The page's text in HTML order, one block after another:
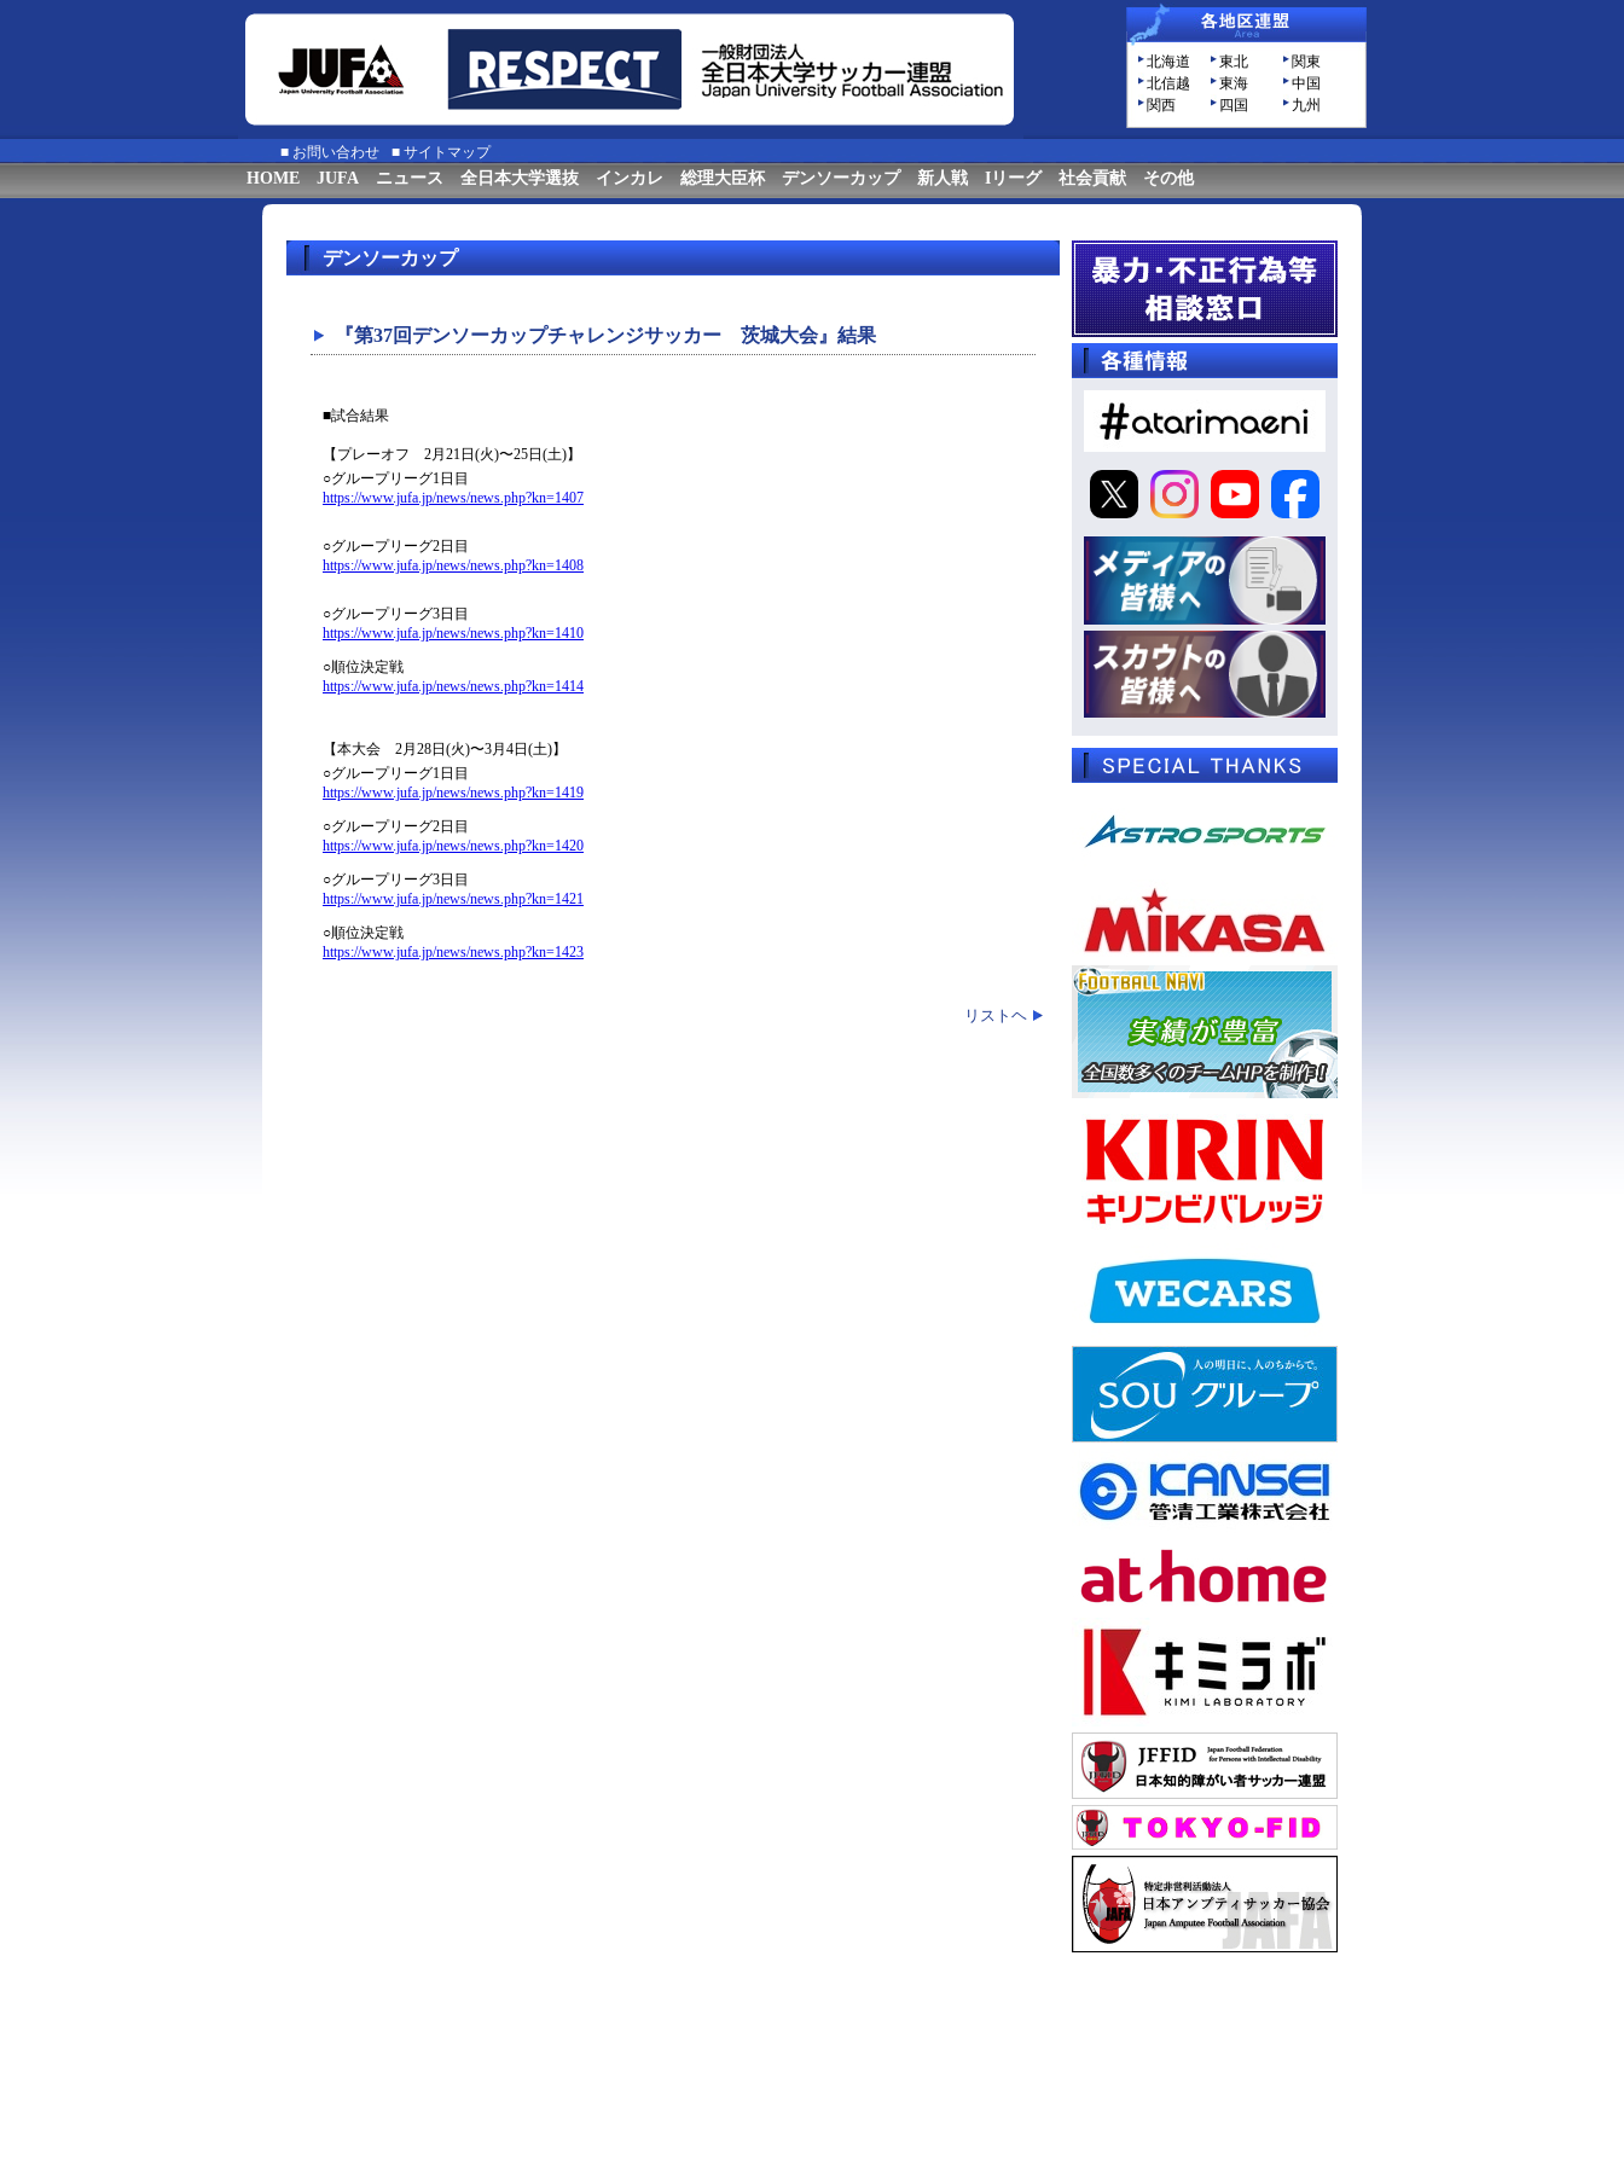
北海道 東北
関東
北信越
東海
中国
関西
四国 九州
■ お問い合わせ ■ サイトマップ
HOME JUFA ニュース 全日本大学選抜 インカレ 総理大臣杯 デンソーカップ 新人戦 Iリーグ 社会貢献 その他
デンソーカップ
『第37回デンソーカップチャレンジサッカー 茨城大会』結果
■試合結果
【プレーオフ 2月21日(火)〜25日(土)】
○グループリーグ1日目
https://www.jufa.jp/news/news.php?kn=1407
○グループリーグ2日目
https://www.jufa.jp/news/news.php?kn=1408
○グループリーグ3日目
https://www.jufa.jp/news/news.php?kn=1410
○順位決定戦
https://www.jufa.jp/news/news.php?kn=1414
【本大会 2月28日(火)〜3月4日(土)】
○グループリーグ1日目
https://www.jufa.jp/news/news.php?kn=1419
○グループリーグ2日目
https://www.jufa.jp/news/news.php?kn=1420
○グループリーグ3日目
https://www.jufa.jp/news/news.php?kn=1421
○順位決定戦
https://www.jufa.jp/news/news.php?kn=1423
リストヘ